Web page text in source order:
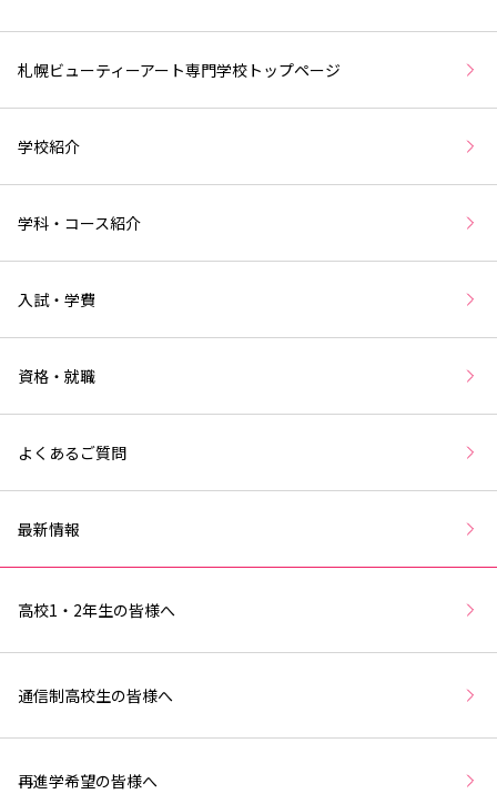
札幌ビューティーアート専門学校トップページ
学校紹介
学科・コース紹介
入試・学費
資格・就職
よくあるご質問
最新情報
高校1・2年生の皆様へ
通信制高校生の皆様へ
再進学希望の皆様へ